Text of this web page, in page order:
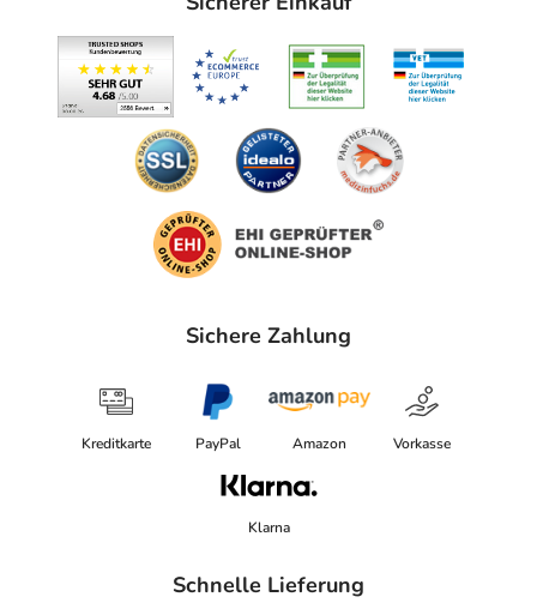
Sichere Zahlung
Kreditkarte PayPal Amazon Vorkasse
Klarna
Schnelle Lieferung